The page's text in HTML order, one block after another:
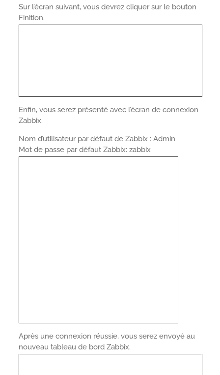
Sur l’écran suivant, vous devrez cliquer sur le bouton
Finition.
Enfin, vous serez présenté avec l’écran de connexion
Zabbix.
Nom d’utilisateur par défaut de Zabbix : Admin
Mot de passe par défaut Zabbix: zabbix
Après une connexion réussie, vous serez envoyé au
nouveau tableau de bord Zabbix.